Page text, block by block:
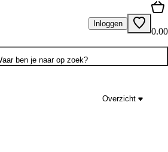
Inloggen
0.00
ben je naar op zoek?
Overzicht